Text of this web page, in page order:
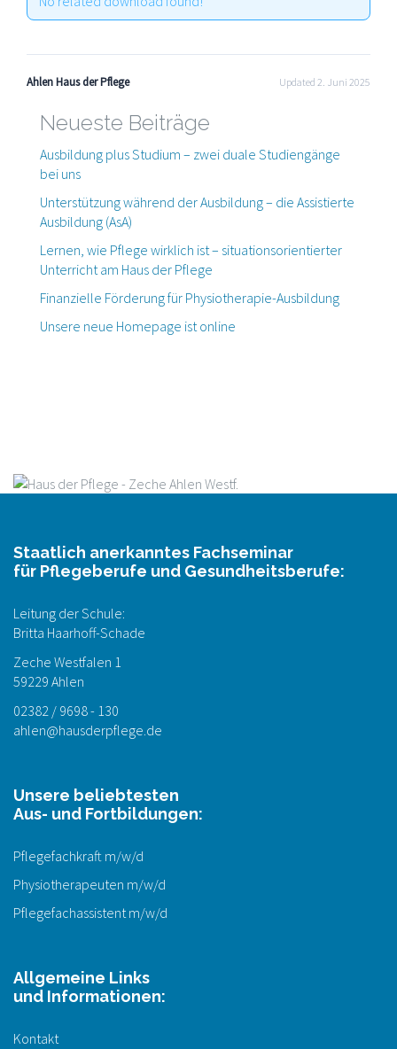
Ahlen Haus der Pflege Updated 2. Juni 2025
Neueste Beiträge
Ausbildung plus Studium – zwei duale Studiengänge
bei uns
Unterstützung während der Ausbildung – die Assistierte
Ausbildung (AsA)
Lernen, wie Pflege wirklich ist – situationsorientierter
Unterricht am Haus der Pflege
Finanzielle Förderung für Physiotherapie-Ausbildung
Unsere neue Homepage ist online
Staatlich anerkanntes Fachseminar
für Pflegeberufe und Gesundheitsberufe:
Leitung der Schule:
Britta Haarhoff-Schade
Zeche Westfalen 1
59229 Ahlen
02382 / 9698 - 130
ahlen@hausderpflege.de
Unsere beliebtesten
Aus- und Fortbildungen:
Pflegefachkraft m/w/d
Physiotherapeuten m/w/d
Pflegefachassistent m/w/d
Allgemeine Links
und Informationen:
Kontakt